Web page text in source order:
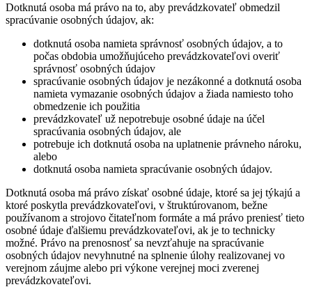
Dotknutá osoba má právo na to, aby prevádzkovateľ obmedzil
spracúvanie osobných údajov, ak:
dotknutá osoba namieta správnosť osobných údajov, a to
počas obdobia umožňujúceho prevádzkovateľovi overiť
správnosť osobných údajov
spracúvanie osobných údajov je nezákonné a dotknutá osoba
namieta vymazanie osobných údajov a žiada namiesto toho
obmedzenie ich použitia
prevádzkovateľ už nepotrebuje osobné údaje na účel
spracúvania osobných údajov, ale
potrebuje ich dotknutá osoba na uplatnenie právneho nároku,
alebo
dotknutá osoba namieta spracúvanie osobných údajov.
Dotknutá osoba má právo získať osobné údaje, ktoré sa jej týkajú a
ktoré poskytla prevádzkovateľovi, v štruktúrovanom, bežne
používanom a strojovo čitateľnom formáte a má právo preniesť tieto
osobné údaje ďalšiemu prevádzkovateľovi, ak je to technicky
možné. Právo na prenosnosť sa nevzťahuje na spracúvanie
osobných údajov nevyhnutné na splnenie úlohy realizovanej vo
verejnom záujme alebo pri výkone verejnej moci zverenej
prevádzkovateľovi.